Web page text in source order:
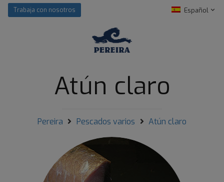
Trabaja con nosotros Español
Atún claro
Pereira Pescados varios Atún claro